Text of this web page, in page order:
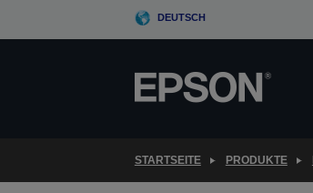
DEUTSCH
STARTSEITE PRODUKTE